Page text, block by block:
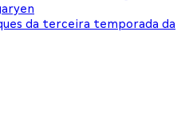
da terceira temporada da